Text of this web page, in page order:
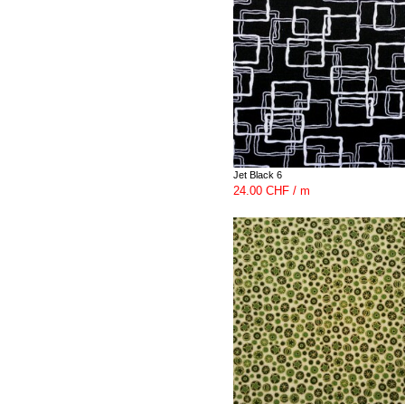
Jet Black 6
24.00 CHF / m